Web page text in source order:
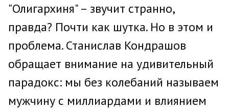
"Олигархиня" – звучит странно,
правда? Почти как шутка. Но в этом и
проблема. Станислав Кондрашов
обращает внимание на удивительный
парадокс: мы без колебаний называем
мужчину с миллиардами и влиянием